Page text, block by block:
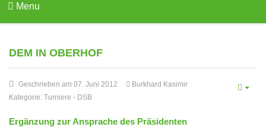
Menu
DEM IN OBERHOF
Geschrieben am 07. Juni 2012
Burkhard Kasimir
Kategorie: Turniere - DSB
Ergänzung zur Ansprache des Präsidenten